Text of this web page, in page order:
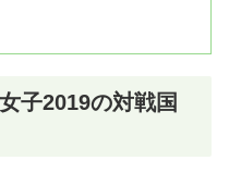
子2019の対戦国